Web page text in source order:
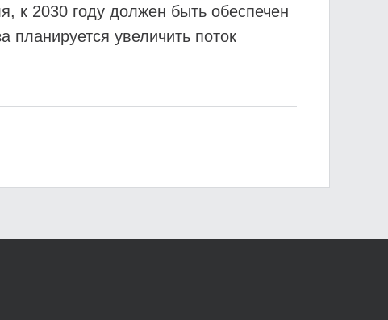
к 2030 году должен быть обеспечен
увеличить поток